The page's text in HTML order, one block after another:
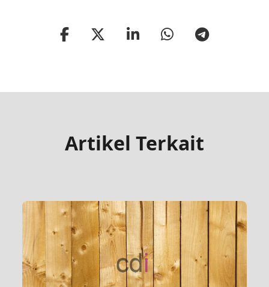
Artikel Terkait